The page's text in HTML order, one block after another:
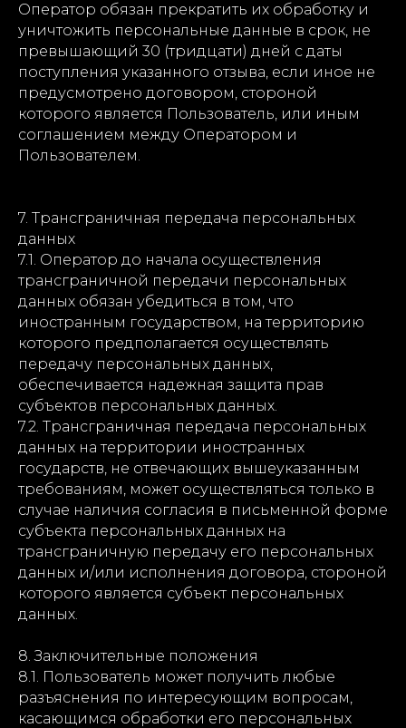
Оператор обязан прекратить их обработку и
уничтожить персональные данные в срок, не
превышающий 30 (тридцати) дней с даты
поступления указанного отзыва, если иное не
предусмотрено договором, стороной
которого является Пользователь, или иным
соглашением между Оператором и
Пользователем.
7. Трансграничная передача персональных
данных
7.1. Оператор до начала осуществления
трансграничной передачи персональных
данных обязан убедиться в том, что
иностранным государством, на территорию
которого предполагается осуществлять
передачу персональных данных,
обеспечивается надежная защита прав
субъектов персональных данных.
7.2. Трансграничная передача персональных
данных на территории иностранных
государств, не отвечающих вышеуказанным
требованиям, может осуществляться только в
случае наличия согласия в письменной форме
субъекта персональных данных на
трансграничную передачу его персональных
данных и/или исполнения договора, стороной
которого является субъект персональных
данных.
8. Заключительные положения
8.1. Пользователь может получить любые
разъяснения по интересующим вопросам,
касающимся обработки его персональных